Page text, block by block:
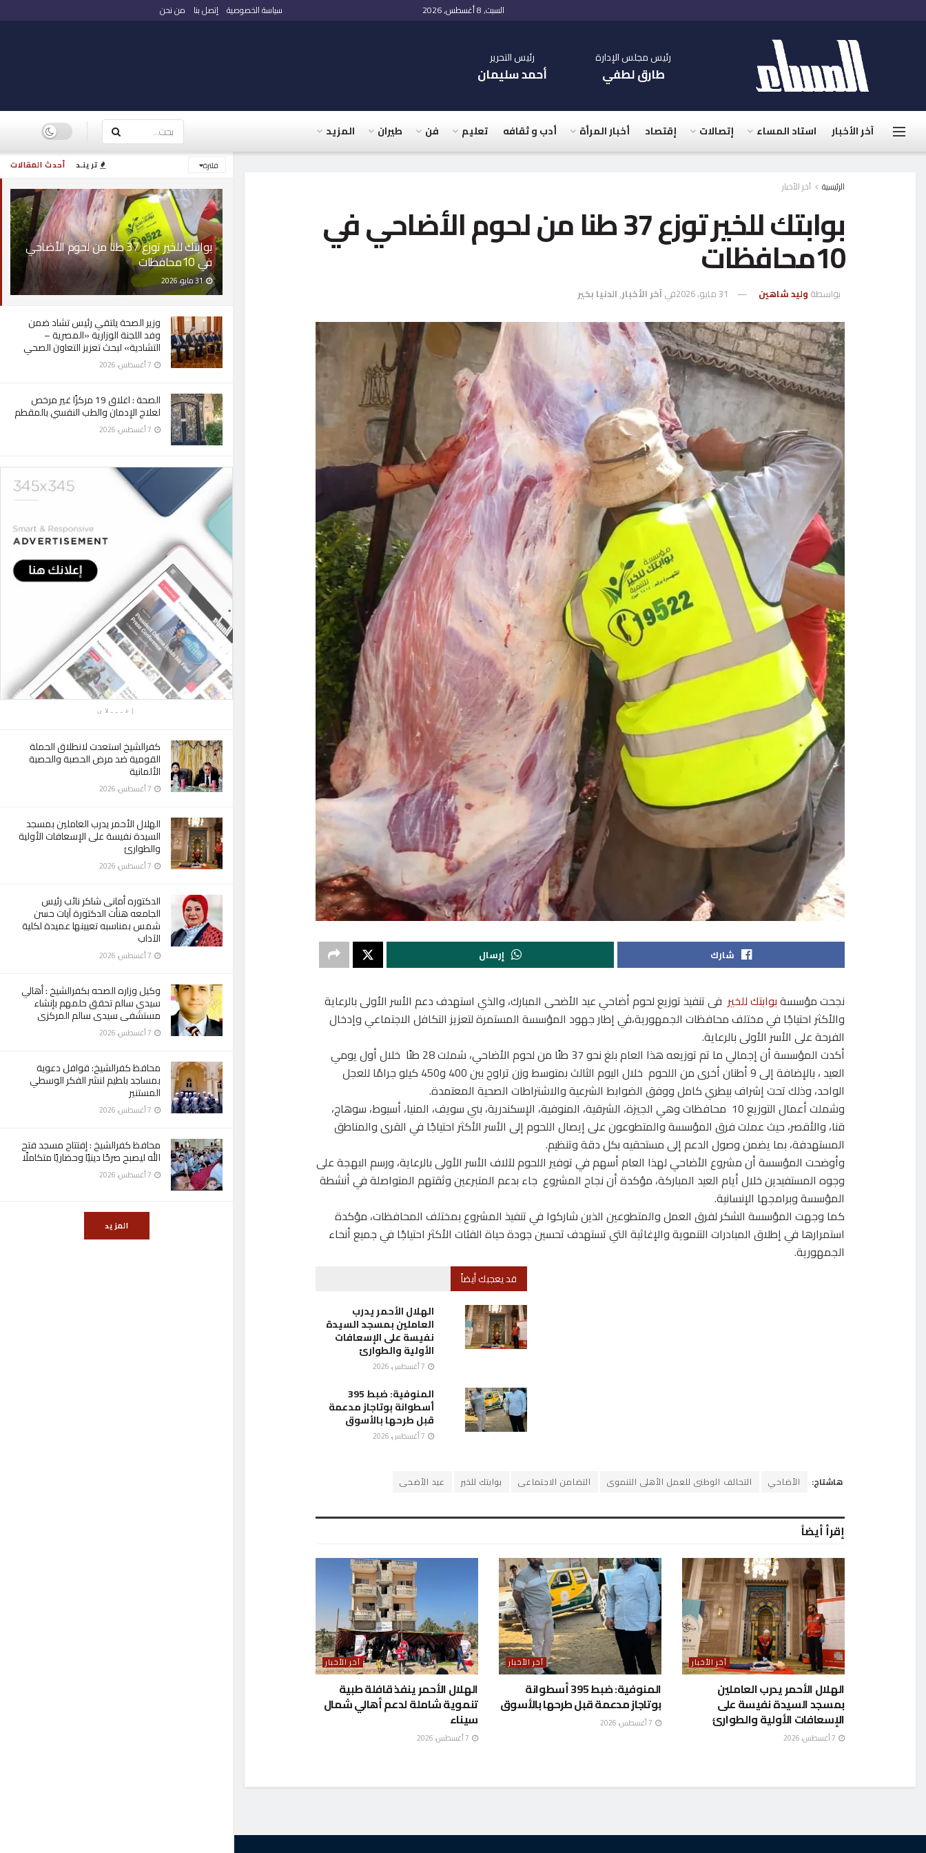
أحدث المقالات ترينـد فلترة
بوابتك للخير توزع 37 طنا من لحوم الأضاحي
في 10محافظات
31 مايو، 2026
وزير الصحة يلتقي رئيس تشاد ضمن
وفد اللجنة الوزارية «المصرية –
التشادية» لبحث تعزيز التعاون الصحي
الصحة : اغلاق 19 مركزًا غير مرخص
لعلاج الإدمان والطب النفسي بالمقطم
إعـــلان
كفرالشيخ استعدت لانطلاق الحملة
القومية ضد مرض الحصبة والحصبة
الألمانية
الهلال الأحمر يدرب العاملين بمسجد
السيدة نفيسة على الإسعافات الأولية
والطوارئ
الدكتوره أمانى شاكر نائب رئيس
الجامعه هنأت الدكتورة آيات حسن
شمس بمناسبه تعيينها عميدة لكلية
الآداب
وكيل وزاره الصحه بكفرالشيخ : أهالي
سيدي سالم تحقق حلمهم بإنشاء
مستشفى سيدى سالم المركزى
محافظ كفرالشيخ: قوافل دعوية
بمساجد بلطيم لنشر الفكر الوسطي
المستنير
محافظ كفرالشيخ : إفتتاح مسجد فتح
الله ليصبح صرحًا دينيًا وحضاريًا متكاملًا
المزيد
السبت, 8 أغسطس, 2026 سياسة الخصوصية إتصل بنا من نحن
رئيس مجلس الإدارة
طارق لطفي
رئيس التحرير
أحمد سليمان
آخر الأخبار استاد المساء إتصالات إقتصاد أخبار المرأة أدب و ثقافه تعليم فن طيران المزيد
الرئيسية آخر الأخبار
بوابتك للخير توزع 37 طنا من لحوم الأضاحي في
10محافظات
بواسطة وليد شاهين 31 مايو، 2026 فيآخر الأخبار,الدنيا بخير
شارك إرسال
نجحت مؤسسةبوابتك للخيرفى تنفيذ توزيع لحوم أضاحي عيد الأضحى المبارك، والذي استهدف دعم الأسر الأولى بالرعاية
والأكثر احتياجًا في مختلف محافظات الجمهورية،في إطار جهود المؤسسة المستمرة لتعزيز التكافل الاجتماعي وإدخال
الفرحة على الأسر الأولى بالرعاية.
أكدت المؤسسة أن إجمالي ما تم توزيعه هذا العام بلغ نحو 37 طنًا من لحوم الأضاحي، شملت 28 طنًا خلال أول يومي
العيد ، بالإضافة إلى 9 أطنان أخرى من اللحوم خلال اليوم الثالث بمتوسط وزن تراوح بين 400 و450 كيلو جرامًا للعجل
الواحد، وذلك تحت إشراف بيطري كامل ووفق الضوابط الشرعية والاشتراطات الصحية المعتمدة.
وشملت أعمال التوزيع 10 محافظات وهي الجيزة، الشرقية، المنوفية، الإسكندرية، بني سويف، المنيا، أسيوط، سوهاج،
قنا، والأقصر، حيث عملت فرق المؤسسة والمتطوعون على إيصال اللحوم إلى الأسر الأكثر احتياجًا في القرى والمناطق
المستهدفة، بما يضمن وصول الدعم إلى مستحقيه بكل دقة وتنظيم.
وأوضحت المؤسسة أن مشروع الأضاحي لهذا العام أسهم في توفير اللحوم لآلاف الأسر الأولى بالرعاية، ورسم البهجة على
وجوه المستفيدين خلال أيام العيد المباركة، مؤكدة أن نجاح المشروع جاء بدعم المتبرعين وثقتهم المتواصلة في أنشطة
المؤسسة وبرامجها الإنسانية.
كما وجهت المؤسسة الشكر لفرق العمل والمتطوعين الذين شاركوا في تنفيذ المشروع بمختلف المحافظات، مؤكدة
استمرارها في إطلاق المبادرات التنموية والإغاثية التي تستهدف تحسين جودة حياة الفئات الأكثر احتياجًا في جميع أنحاء
الجمهورية.
قد يعجبك أيضاً
الهلال الأحمر يدرب
العاملين بمسجد السيدة
نفيسة على الإسعافات
الأولية والطوارئ
المنوفية: ضبط 395
أسطوانة بوتاجاز مدعمة
قبل طرحها بالأسوق
هاشتاج: الأضاحي التحالف الوطنى للعمل الأهلى التنموى التضامن الاجتماعى بوابتك للخير عيد الأضحى
إقرأ أيضاً
آخر الأخبار
الهلال الأحمر يدرب العاملين
بمسجد السيدة نفيسة على
الإسعافات الأولية والطوارئ
آخر الأخبار
المنوفية: ضبط 395 أسطوانة
بوتاجاز مدعمة قبل طرحها بالأسوق
آخر الأخبار
الهلال الأحمر ينفذ قافلة طبية
تنموية شاملة لدعم أهالي شمال
سيناء